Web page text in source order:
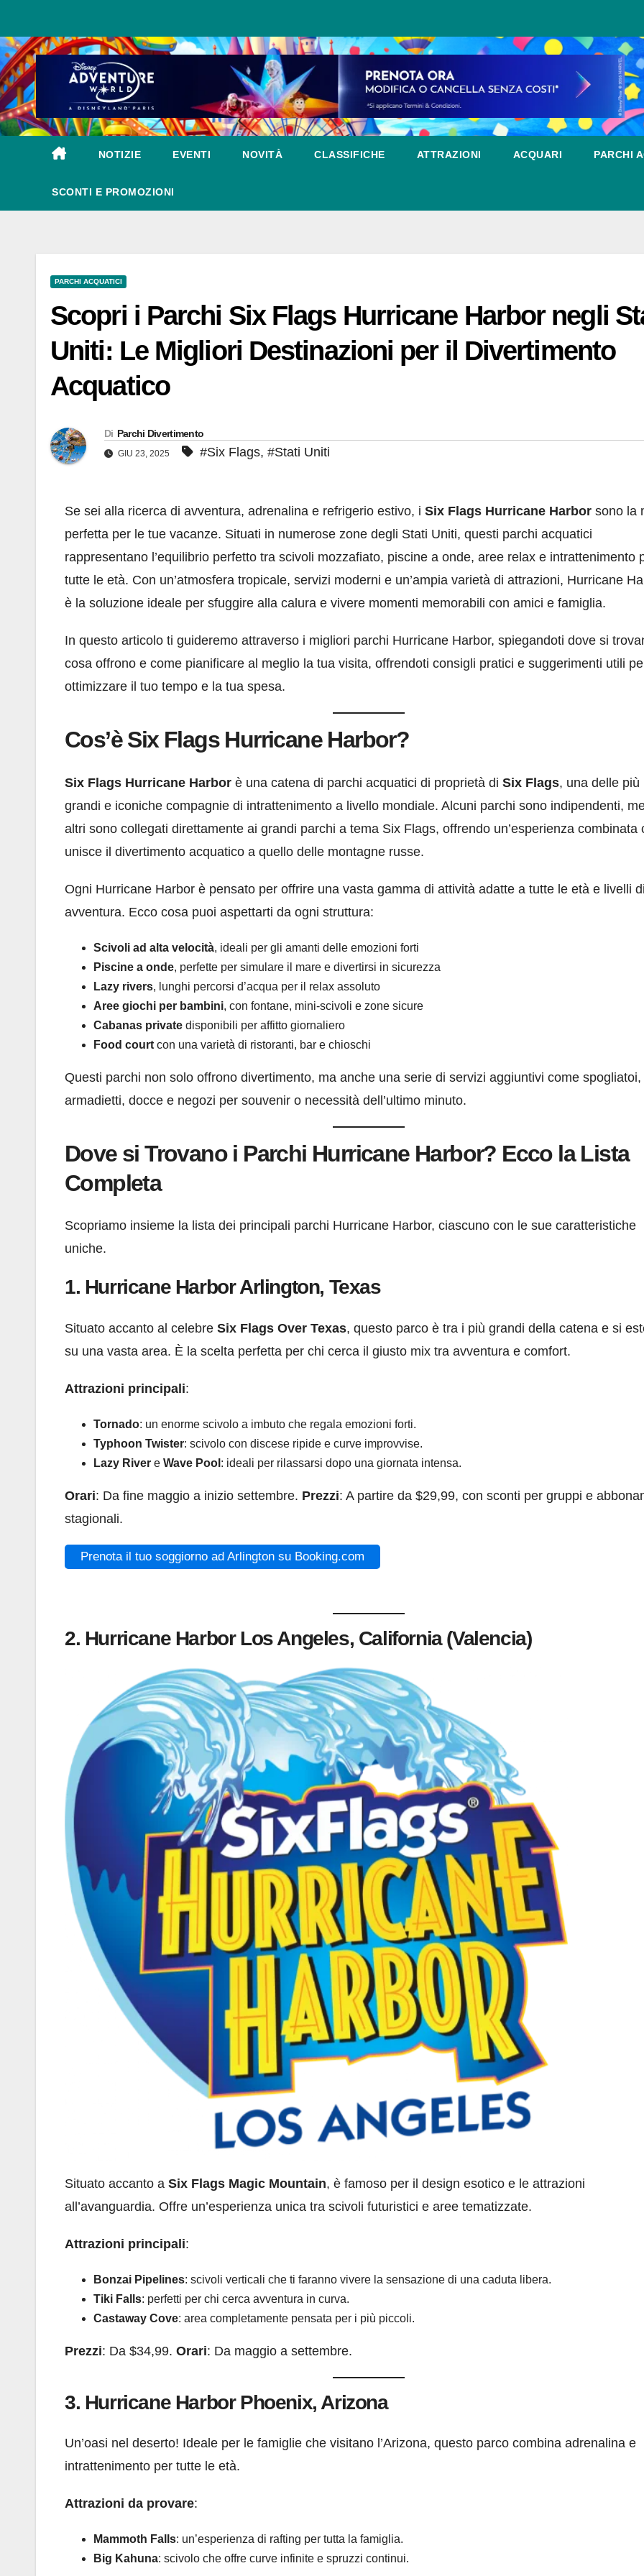
al
contenuto
NOTIZIE EVENTI NOVITÀ CLASSIFICHE ATTRAZIONI ACQUARI PARCHI
SCONTI E PROMOZIONI
PARCHI ACQUATICI
Scopri i Parchi Six Flags Hurricane Harbor negli
Uniti: Le Migliori Destinazioni per il Divertimento
Acquatico
Di Parchi Divertimento
GIU 23, 2025 #Six Flags, #Stati Uniti
Se sei alla ricerca di avventura, adrenalina e refrigerio estivo, i Six Flags Hurricane Harbor sono la
perfetta per le tue vacanze. Situati in numerose zone degli Stati Uniti, questi parchi acquatici
rappresentano l’equilibrio perfetto tra scivoli mozzafiato, piscine a onde, aree relax e intrattenimento
tutte le età. Con un’atmosfera tropicale, servizi moderni e un’ampia varietà di attrazioni, Hurricane
è la soluzione ideale per sfuggire alla calura e vivere momenti memorabili con amici e famiglia.
In questo articolo ti guideremo attraverso i migliori parchi Hurricane Harbor, spiegandoti dove si
cosa offrono e come pianificare al meglio la tua visita, offrendoti consigli pratici e suggerimenti utili
ottimizzare il tuo tempo e la tua spesa.
Cos’è Six Flags Hurricane Harbor?
Six Flags Hurricane Harbor è una catena di parchi acquatici di proprietà di Six Flags, una delle più
grandi e iconiche compagnie di intrattenimento a livello mondiale. Alcuni parchi sono indipendenti,
altri sono collegati direttamente ai grandi parchi a tema Six Flags, offrendo un’esperienza combinata
unisce il divertimento acquatico a quello delle montagne russe.
Ogni Hurricane Harbor è pensato per offrire una vasta gamma di attività adatte a tutte le età e livelli di
avventura. Ecco cosa puoi aspettarti da ogni struttura:
Scivoli ad alta velocità, ideali per gli amanti delle emozioni forti
Piscine a onde, perfette per simulare il mare e divertirsi in sicurezza
Lazy rivers, lunghi percorsi d’acqua per il relax assoluto
Aree giochi per bambini, con fontane, mini-scivoli e zone sicure
Cabanas private disponibili per affitto giornaliero
Food court con una varietà di ristoranti, bar e chioschi
Questi parchi non solo offrono divertimento, ma anche una serie di servizi aggiuntivi come spogliatoi,
armadietti, docce e negozi per souvenir o necessità dell’ultimo minuto.
Dove si Trovano i Parchi Hurricane Harbor? Ecco la Lista
Completa
Scopriamo insieme la lista dei principali parchi Hurricane Harbor, ciascuno con le sue caratteristiche
uniche.
1. Hurricane Harbor Arlington, Texas
Situato accanto al celebre Six Flags Over Texas, questo parco è tra i più grandi della catena e si
su una vasta area. È la scelta perfetta per chi cerca il giusto mix tra avventura e comfort.
Attrazioni principali:
Tornado: un enorme scivolo a imbuto che regala emozioni forti.
Typhoon Twister: scivolo con discese ripide e curve improvvise.
Lazy River e Wave Pool : ideali per rilassarsi dopo una giornata intensa.
Orari: Da fine maggio a inizio settembre. Prezzi: A partire da $29,99, con sconti per gruppi e
stagionali.
Prenota il tuo soggiorno ad Arlington su Booking.com
2. Hurricane Harbor Los Angeles, California (Valencia)
Situato accanto a Six Flags Magic Mountain, è famoso per il design esotico e le attrazioni
all’avanguardia. Offre un’esperienza unica tra scivoli futuristici e aree tematizzate.
Attrazioni principali:
Bonzai Pipelines: scivoli verticali che ti faranno vivere la sensazione di una caduta libera.
Tiki Falls: perfetti per chi cerca avventura in curva.
Castaway Cove: area completamente pensata per i più piccoli.
Prezzi: Da $34,99. Orari: Da maggio a settembre.
3. Hurricane Harbor Phoenix, Arizona
Un’oasi nel deserto! Ideale per le famiglie che visitano l’Arizona, questo parco combina adrenalina e
intrattenimento per tutte le età.
Attrazioni da provare:
Mammoth Falls: un’esperienza di rafting per tutta la famiglia.
Big Kahuna: scivolo che offre curve infinite e spruzzi continui.